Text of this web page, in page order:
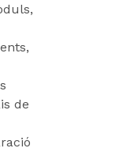
de